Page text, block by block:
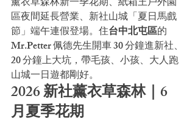
區夜間延長營業、新社山城「夏日馬戲
節」端午連假登場。住台中北屯區的
Mr.Petter 佩德先生開車 30 分鐘進新社、
20 分鐘上大坑，帶毛孩、小孩、大人跑
山城一日遊都剛好。
2026 新社薰衣草森林｜6
月夏季花期